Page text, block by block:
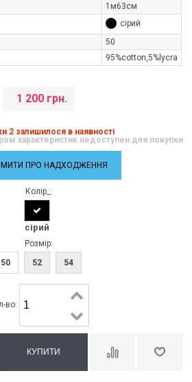
1м63см
сірий
50
95%cotton,5%lycra
1 200 грн.
2 залишилося в наявності
характеристик недоступен для покупки
ПРО НАДХОДЖЕННЯ
Колір_:
сірий
Розмір:
50
52 54
во: